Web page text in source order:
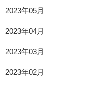
2023年05月
2023年04月
2023年03月
2023年02月